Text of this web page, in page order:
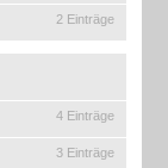
2 Einträge
4 Einträge
3 Einträge